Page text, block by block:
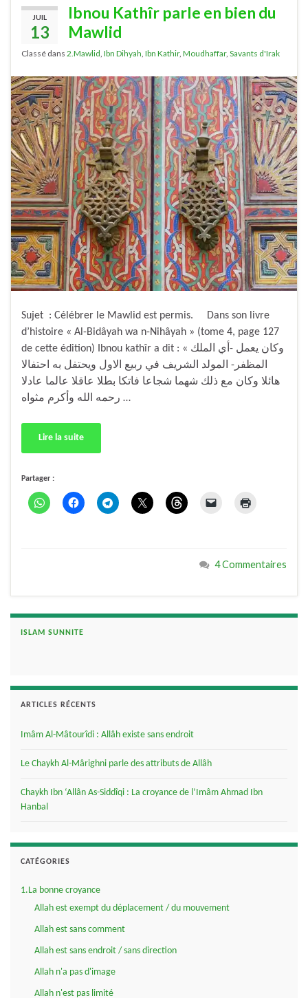
JUIL
13
Ibnou Kathîr parle en bien du
Mawlid
Classé dans 2.Mawlid, Ibn Dihyah, Ibn Kathir, Moudhaffar, Savants d'Irak
Sujet : Célébrer le Mawlid est permis. Dans son livre
d’histoire « Al-Bidâyah wa n-Nihâyah » (tome 4, page 127
de cette édition) Ibnou kathîr a dit : « وكان يعمل -أي الملك
المظفر- المولد الشريف في ربيع الاول ويحتفل به احتفالا
هائلا وكان مع ذلك شهما شجاعا فاتكا بطلا عاقلا عالما عادلا
رحمه الله وأكرم مثواه …
Lire la suite
Partager :
4 Commentaires
ISLAM SUNNITE
ARTICLES RÉCENTS
Imâm Al-Mâtourîdi : Allâh existe sans endroit
Le Chaykh Al-Mârighni parle des attributs de Allâh
Chaykh Ibn ‘Allân As-Siddîqi : La croyance de l’Imâm Ahmad Ibn
Hanbal
CATÉGORIES
1.La bonne croyance
Allah est exempt du déplacement / du mouvement
Allah est sans comment
Allah est sans endroit / sans direction
Allah n'a pas d'image
Allah n'est pas limité